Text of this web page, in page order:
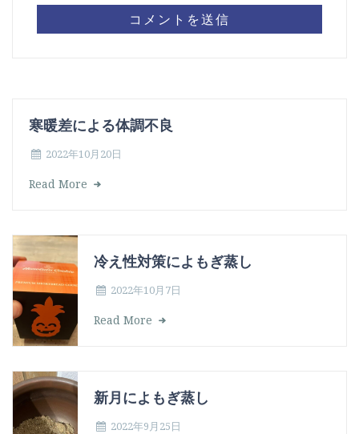
寒暖差による体調不良
2022年10月20日
Read More
冷え性対策によもぎ蒸し
2022年10月7日
Read More
新月によもぎ蒸し
2022年9月25日